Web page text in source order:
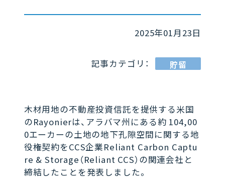
2025年01月23日
記事カテゴリ： 貯留
木材用地の不動産投資信託を提供する米国
のRayonierは、アラバマ州にある約 104,00
0エーカーの土地の地下孔隙空間に関する地
役権契約をCCS企業Reliant Carbon Captu
re & Storage（Reliant CCS）の関連会社と
締結したことを発表しました。